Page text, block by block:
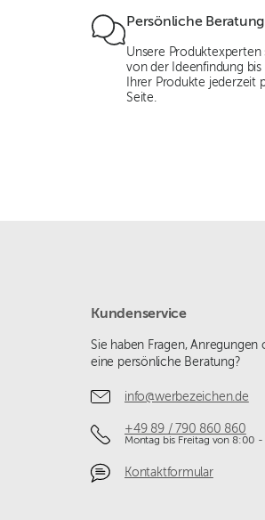
Persönliche Beratung
Unsere Produktexperten
von der Ideenfindung bis
Ihrer Produkte jederzeit
Seite.
Kundenservice
Sie haben Fragen, Anregungen
eine persönliche Beratung?
info@werbezeichen.de
+49 89 / 790 860 860
Montag bis Freitag von 8:00
Kontaktformular